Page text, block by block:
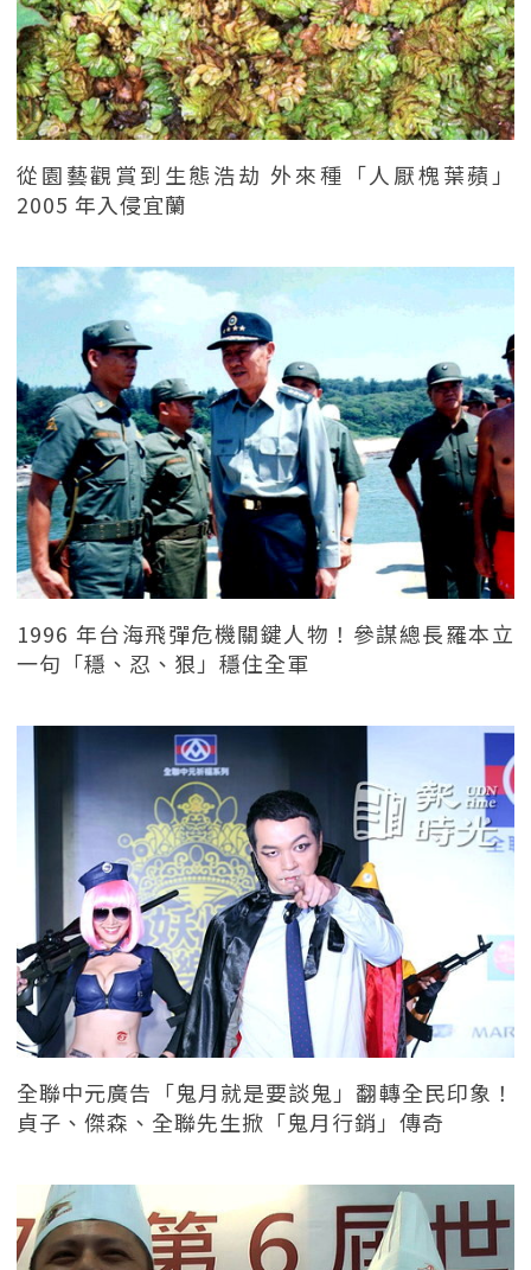
從園藝觀賞到生態浩劫 外來種「人厭槐葉蘋」
2005 年入侵宜蘭
1996 年台海飛彈危機關鍵人物！參謀總長羅本立
一句「穩、忍、狠」穩住全軍
全聯中元廣告「鬼月就是要談鬼」翻轉全民印象！
貞子、傑森、全聯先生掀「鬼月行銷」傳奇